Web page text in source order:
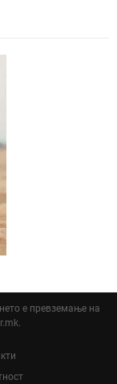
е превземање на